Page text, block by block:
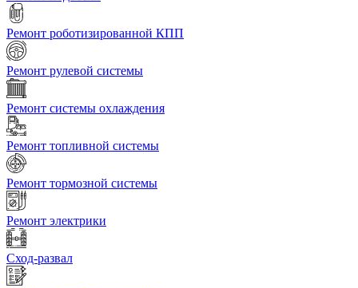
Ремонт роботизированной КПП
Ремонт рулевой системы
Ремонт системы охлаждения
Ремонт топливной системы
Ремонт тормозной системы
Ремонт электрики
Сход-развал